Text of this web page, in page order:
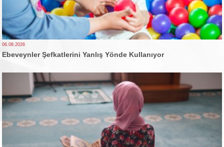
06.08.2026
Ebeveynler Şefkatlerini Yanlış Yönde Kullanıyor